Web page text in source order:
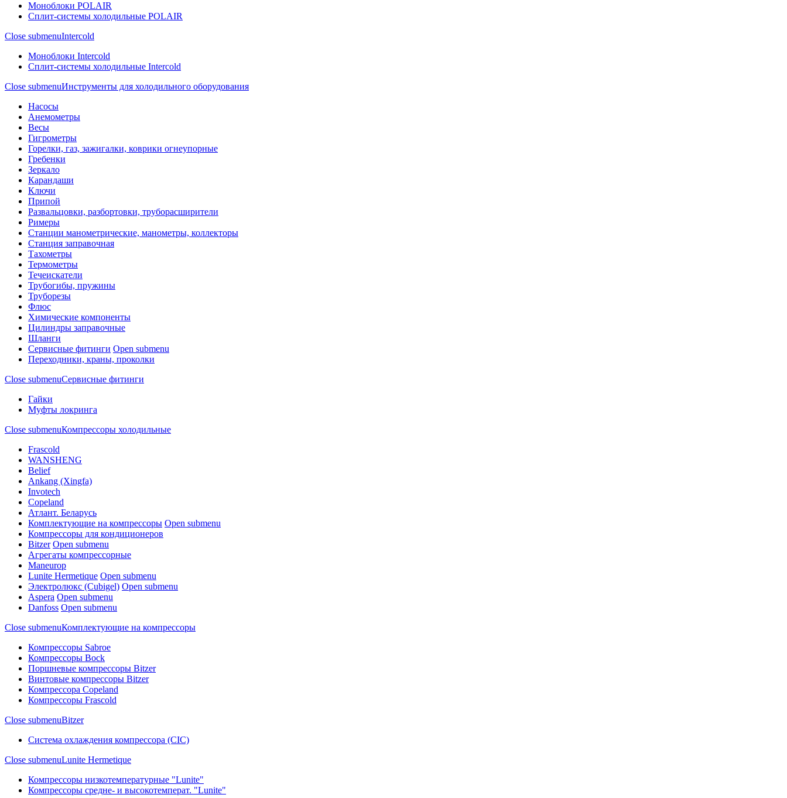
Моноблоки POLAIR
Сплит-системы холодильные POLAIR
Close submenuIntercold
Моноблоки Intercold
Сплит-системы холодильные Intercold
Close submenuИнструменты для холодильного оборудования
Насосы
Анемометры
Весы
Гигрометры
Горелки, газ, зажигалки, коврики огнеупорные
Гребенки
Зеркало
Карандаши
Ключи
Припой
Развальцовки, разбортовки, труборасширители
Римеры
Станции манометрические, манометры, коллекторы
Станция заправочная
Тахометры
Термометры
Течеискатели
Трубогибы, пружины
Труборезы
Флюс
Химические компоненты
Цилиндры заправочные
Шланги
Сервисные фитинги Open submenu
Переходники, краны, проколки
Close submenuСервисные фитинги
Гайки
Муфты локринга
Close submenuКомпрессоры холодильные
Frascold
WANSHENG
Belief
Ankang (Xingfa)
Invotech
Copeland
Атлант. Беларусь
Комплектующие на компрессоры Open submenu
Компрессоры для кондиционеров
Bitzer Open submenu
Агрегаты компрессорные
Maneurop
Lunite Hermetique Open submenu
Электролюкс (Cubigel) Open submenu
Aspera Open submenu
Danfoss Open submenu
Close submenuКомплектующие на компрессоры
Компрессоры Sabroe
Компрессоры Bock
Поршневые компрессоры Bitzer
Винтовые компрессоры Bitzer
Компрессора Copeland
Компрессоры Frascold
Close submenuBitzer
Система охлаждения компрессора (CIC)
Close submenuLunite Hermetique
Компрессоры низкотемпературные "Lunite"
Компрессоры средне- и высокотемперат. "Lunite"